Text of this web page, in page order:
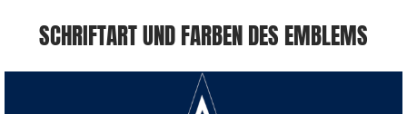
SCHRIFTART UND FARBEN DES EMBLEMS